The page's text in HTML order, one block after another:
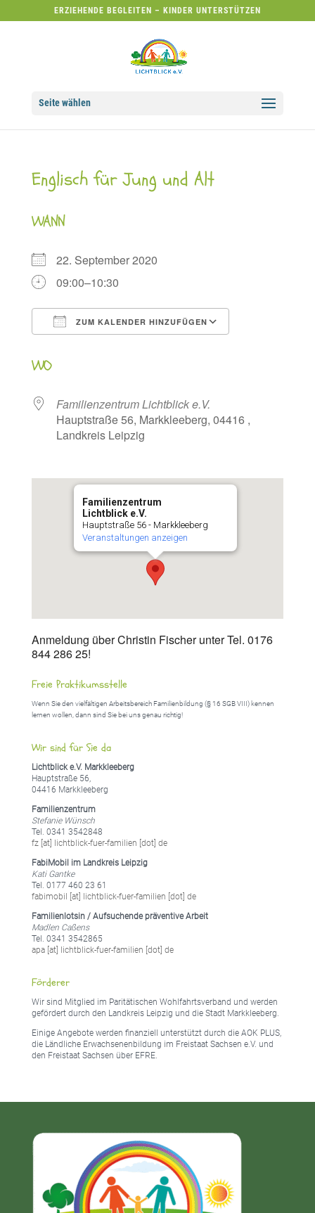
ERZIEHENDE BEGLEITEN – KINDER UNTERSTÜTZEN
Seite wählen
Englisch für Jung und Alt
WANN
22. September 2020
09:00–10:30
ZUM KALENDER HINZUFÜGEN
WO
Familienzentrum Lichtblick e.V.
Hauptstraße 56, Markkleeberg, 04416 ,
Landkreis Leipzig
Familienzentrum
Lichtblick e.V.
Hauptstraße 56 - Markkleeberg
Veranstaltungen anzeigen
Anmeldung über Christin Fischer unter Tel. 0176
844 286 25!
Freie Praktikumsstelle
Wenn Sie den vielfältigen Arbeitsbereich Familienbildung (§ 16 SGB VIII) kennen
lernen wollen, dann sind Sie bei uns genau richtig!
Wir sind für Sie da
Lichtblick e.V. Markkleeberg
Hauptstraße 56,
04416 Markkleeberg
Familienzentrum
Stefanie Wünsch
Tel. 0341 3542848
fz [at] lichtblick-fuer-familien [dot] de
FabiMobil im Landkreis Leipzig
Kati Gantke
Tel. 0177 460 23 61
fabimobil [at] lichtblick-fuer-familien [dot] de
Familienlotsin / Aufsuchende präventive Arbeit
Madlen Caßens
Tel. 0341 3542865
apa [at] lichtblick-fuer-familien [dot] de
Förderer
Wir sind Mitglied im Paritätischen Wohlfahrtsverband und werden
gefördert durch den Landkreis Leipzig und die Stadt Markkleeberg.
Einige Angebote werden finanziell unterstützt durch die AOK PLUS,
die Ländliche Erwachsenenbildung im Freistaat Sachsen e.V. und
den Freistaat Sachsen über EFRE.